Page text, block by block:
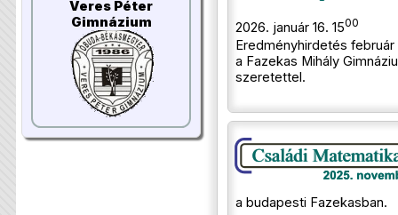
Veres Péter
Gimnázium
2026. január 16. 1500
Eredményhirdetés
a Fazekas Mihály
szeretettel.
a budapesti Fazekasban.